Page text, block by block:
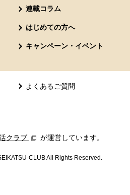
連載コラム
はじめての方へ
キャンペーン・イベント
よくあるご質問
クラブ 別のウィンドウで開きます。
が運営しています。
CLUB All Rights Reserved.